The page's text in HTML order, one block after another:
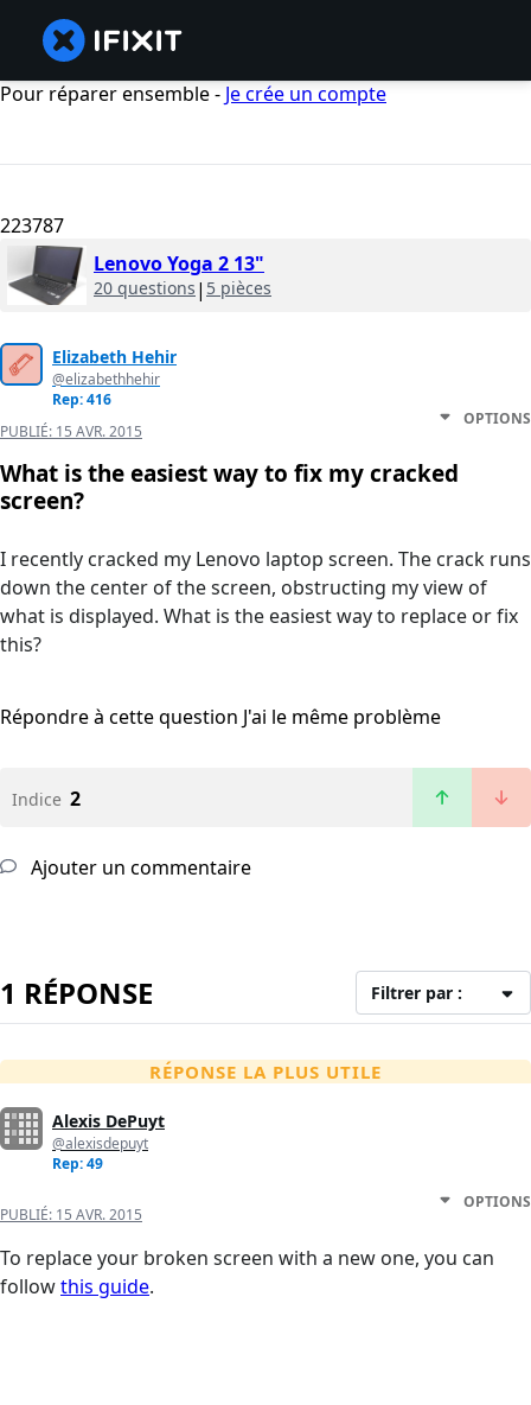
Pour réparer ensemble - Je crée un compte
223787
Lenovo Yoga 2 13"
20 questions | 5 pièces
Elizabeth Hehir
@elizabethhehir
Rep: 416
PUBLIÉ: 15 AVR. 2015
OPTIONS
What is the easiest way to fix my cracked
screen?
I recently cracked my Lenovo laptop screen. The crack runs
down the center of the screen, obstructing my view of
what is displayed. What is the easiest way to replace or fix
this?
Répondre à cette question J'ai le même problème
Indice 2
Ajouter un commentaire
1 RÉPONSE Filtrer par :
RÉPONSE LA PLUS UTILE
Alexis DePuyt
@alexisdepuyt
Rep: 49
PUBLIÉ: 15 AVR. 2015
OPTIONS
To replace your broken screen with a new one, you can
followthis guide.